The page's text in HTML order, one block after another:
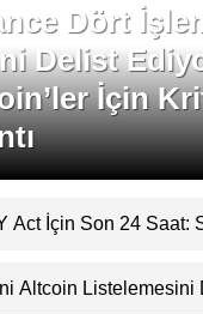
Dört
Delist
İçin
Act İçin Son 24 Saat:
Bozabilir
Altcoin Listelemesini